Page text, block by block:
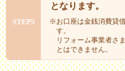
STEP5
となります。
※お口座は金銭消費貸
す。
リフォーム事業者さ
とはできません。